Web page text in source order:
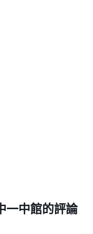
一中館的評論